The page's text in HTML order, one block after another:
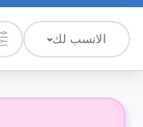
الأسئلة
الشائعة
الانسب لك